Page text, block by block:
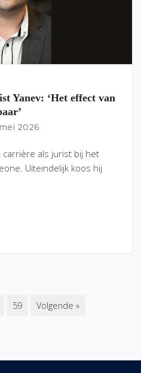
Yanev: ‘Het effect van
2026
carrière als jurist bij het
Uiteindelijk koos hij
59 Volgende »